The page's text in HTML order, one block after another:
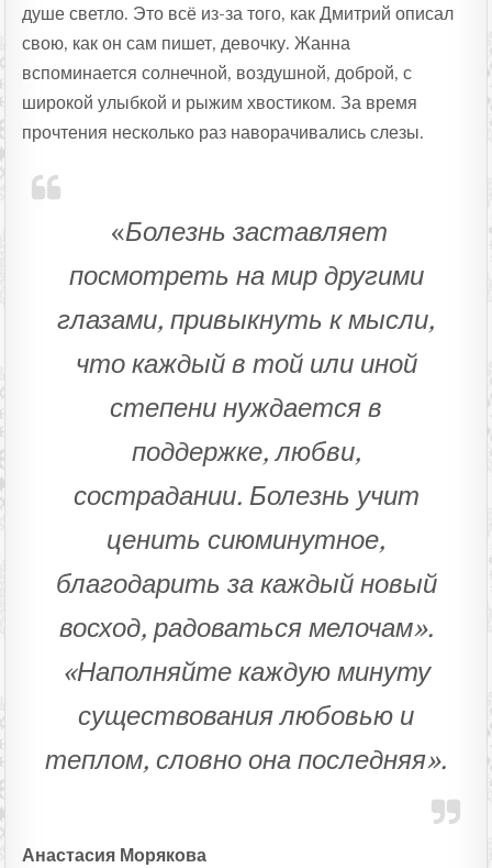
душе светло. Это всё из-за того, как Дмитрий описал
свою, как он сам пишет, девочку. Жанна
вспоминается солнечной, воздушной, доброй, с
широкой улыбкой и рыжим хвостиком. За время
прочтения несколько раз наворачивались слезы.
«Болезнь заставляет
посмотреть на мир другими
глазами, привыкнуть к мысли,
что каждый в той или иной
степени нуждается в
поддержке, любви,
сострадании. Болезнь учит
ценить сиюминутное,
благодарить за каждый новый
восход, радоваться мелочам».
«Наполняйте каждую минуту
существования любовью и
теплом, словно она последняя».
Анастасия Морякова